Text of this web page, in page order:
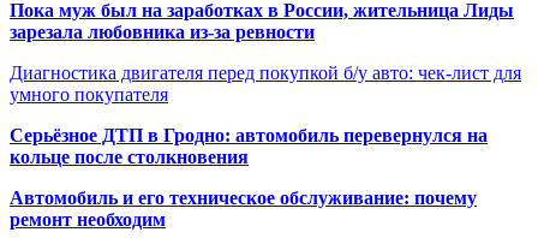
Пока муж был на заработках в России, жительница Лиды
зарезала любовника из-за ревности
Диагностика двигателя перед покупкой б/у авто: чек-лист для
умного покупателя
Серьёзное ДТП в Гродно: автомобиль перевернулся на
кольце после столкновения
Автомобиль и его техническое обслуживание: почему
ремонт необходим